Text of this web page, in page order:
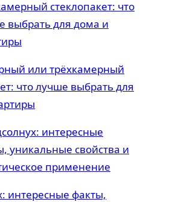
или трёхкамерный
что лучше выбрать для
интересные факты,